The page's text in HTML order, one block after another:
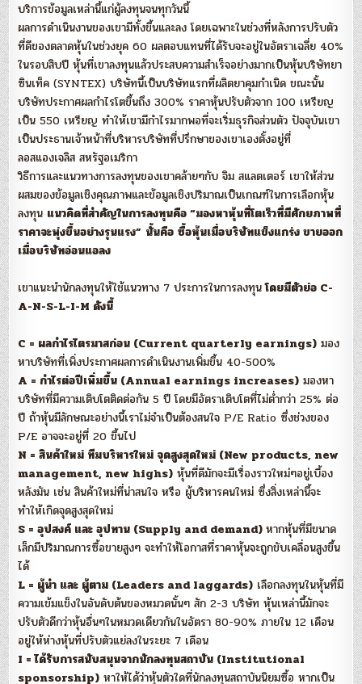
บริการข้อมูลเหล่านี้แก่ผู้ลงทุนจนทุกวันนี้
ผลการดำเนินงานของเขามีทั้งขึ้นและลง โดยเฉพาะในช่วงที่หลังการปรับตัว
ที่ดีของตลาดหุ้นในช่วงยุค 60 ผลตอบแทนที่ได้รับจะอยู่ในอัตราเฉลี่ย 40%
ในรอบสิบปี หุ้นที่เขาลงทุนแล้วประสบความสำเร็จอย่างมากเป็นหุ้นบริษัทยา
ซินเท็ค (SYNTEX) บริษัทนี้เป็นบริษัทแรกที่ผลิตยาคุมกำเนิด ขณะนั้น
บริษัทประกาศผลกำไรโตขึ้นถึง 300% ราคาหุ้นปรับตัวจาก 100 เหรียญ
เป็น 550 เหรียญ ทำให้เขามีกำไรมากพอที่จะเริ่มธุรกิจส่วนตัว ปัจจุบันเขา
เป็นประธานเจ้าหน้าที่บริหารบริษัทที่ปรึกษาของเขาเองตั้งอยู่ที่
ลอสแองเจลิส สหรัฐอเมริกา
วิธีการและแนวทางการลงทุนของเขาคล้ายๆกับ จิม สแลตเตอร์ เขาให้ส่วน
ผสมของข้อมูลเชิงคุณภาพและข้อมูลเชิงปริมาณเป็นเกณฑ์ในการเลือกหุ้น
ลงทุน แนวคิดที่สำคัญในการลงทุนคือ “มองหาหุ้นที่โตเร็วที่มีศักยภาพที่
ราคาจะพุ่งขึ้นอย่างรุนแรง” นั้นคือ ซื้อหุ้นเมื่อบริษัทแข็งแกร่ง ขายออก
เมื่อบริษัทอ่อนแอลง
เขาแนะนำนักลงทุนให้ใช้แนวทาง 7 ประการในการลงทุนโดยมีตัวย่อ C-
A-N-S-L-I-M ดังนี้
C = ผลกำไรไตรมาสก่อน (Current quarterly earnings) มอง
หาบริษัทที่เพิ่งประกาศผลการดำเนินงานเพิ่มขึ้น 40-500%
A = กำไรต่อปีเพิ่มขึ้น (Annual earnings increases) มองหา
บริษัทที่มีความเติบโตติดต่อกัน 5 ปี โดยมีอัตราเติบโตที่ไม่ต่ำกว่า 25% ต่อ
ปี ถ้าหุ้นมีลักษณะอย่างนี้เราไม่จำเป็นต้องสนใจ P/E Ratio ซึ่งช่วงของ
P/E อาจจะอยู่ที่ 20 ขึ้นไป
N = สินค้าใหม่ ทีมบริหารใหม่ จุดสูงสุดใหม่ (New products, new
management, new highs) หุ้นที่ดีมักจะมีเรื่องราวใหม่ๆอยู่เบื้อง
หลังมัน เช่น สินค้าใหม่ที่น่าสนใจ หรือ ผู้บริหารคนใหม่ ซึ่งสิ่งเหล่านี้จะ
ทำให้เกิดจุดสูงสุดใหม่
S = อุปสงค์ และ อุปทาน (Supply and demand)หากหุ้นที่มีขนาด
เล็กมีปริมาณการซื้อขายสูงๆ จะทำให้โอกาสที่ราคาหุ้นจะถูกขับเคลื่อนสูงขึ้น
ได้
L = ผู้นำ และ ผู้ตาม (Leaders and laggards) เลือกลงทุนในหุ้นที่มี
ความเข้มแข็งในอันดับต้นของหมวดนั้นๆ สัก 2-3 บริษัท หุ้นเหล่านี้มักจะ
ปรับตัวดีกว่าหุ้นอื่นๆในหมวดเดียวกันในอัตรา 80-90% ภายใน 12 เดือน
อยู่ให้ห่างหุ้นที่ปรับตัวแย่ลงในระยะ 7 เดือน
I = ได้รับการสนับสนุนจากนักลงทุนสถาบัน (Institutional
sponsorship) หาให้ได้ว่าหุ้นตัวใดที่นักลงทุนสถาบันนิยมซื้อ หากเป็น